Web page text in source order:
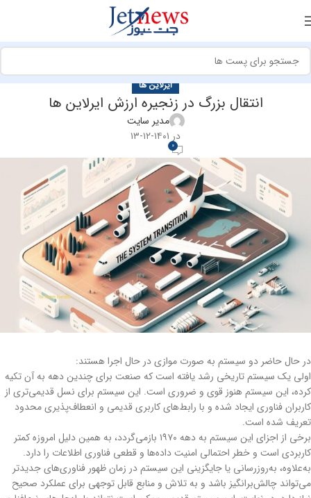
ایرلاین ها
انتقال بزرگ در زنجیره ارزش ایرلاین ها
مدیر سایت
در ۱۴۰۱-۱۲-۱۳
0
در حال حاضر دو سیستم به صورت موازی در حال اجرا هستند:
اولی یک سیستم تاریخی رشد یافته است که صنعت برای چندین دهه به آن تکیه
کرده، این سیستم هنوز قوی و ضروری است. این سیستم برای نسل قدیمی‌تری از
کاربران فناوری ایجاد شده و با رابط‌های کاربری قدیمی و انعطاف‌پذیری محدود
تعریف شده است.
برخی از اجزای این سیستم به دهه ۱۹۷۰ بازمی‌گردد، به همین دلیل امروزه کمتر
کاربردی است و خطر احتمالی امنیت داده‌ها و قطعی فناوری اطلاعات را دارد.
به‌علاوه، به‌روزرسانی یا جایگزینی این سیستم در زمان ظهور فناوری‌های جدیدتر
می‌تواند چالش‌برانگیز باشد و به تلاش و منابع قابل توجهی برای عملکرد صحیح